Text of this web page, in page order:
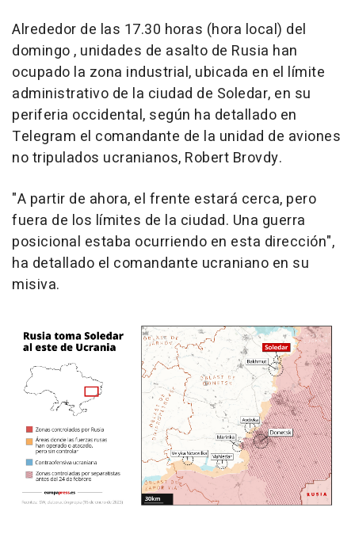
Alrededor de las 17.30 horas (hora local) del
domingo , unidades de asalto de Rusia han
ocupado la zona industrial, ubicada en el límite
administrativo de la ciudad de Soledar, en su
periferia occidental, según ha detallado en
Telegram el comandante de la unidad de aviones
no tripulados ucranianos, Robert Brovdy.
"A partir de ahora, el frente estará cerca, pero
fuera de los límites de la ciudad. Una guerra
posicional estaba ocurriendo en esta dirección",
ha detallado el comandante ucraniano en su
misiva.